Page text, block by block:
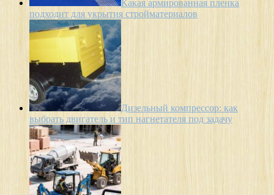
Какая армированная пленка
подходит для укрытия стройматериалов
Дизельный компрессор: как
выбрать двигатель и тип нагнетателя под задачу